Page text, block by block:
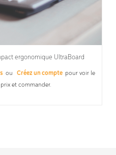
ergonomique UltraBoard
ou Créez un compte pour voir le
prix et commander.